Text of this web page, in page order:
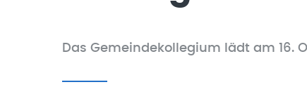
Das Gemeindekollegium lädt am 16.